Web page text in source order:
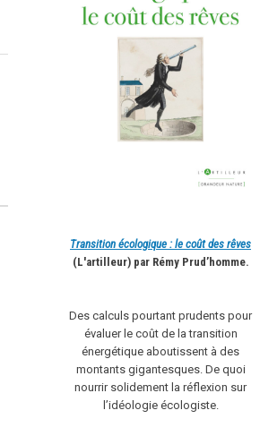
Transition écologique : le coût des rêves
(L'artilleur) par Rémy Prud’homme.
Des calculs pourtant prudents pour
évaluer le coût de la transition
énergétique aboutissent à des
montants gigantesques. De quoi
nourrir solidement la réflexion sur
l’idéologie écologiste.